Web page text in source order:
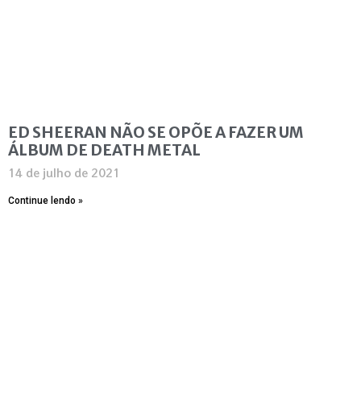
ED SHEERAN NÃO SE OPÕE A FAZER UM
ÁLBUM DE DEATH METAL
14 de julho de 2021
Continue lendo »